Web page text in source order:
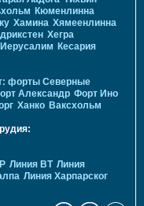
Кюменлинна
Хамина Хямеенлинна
Хегра
Иерусалим Кесария
форты Северные
Александр Форт Ино
Ханко Ваксхольм
Линия ВТ Линия
Линия Харпарског